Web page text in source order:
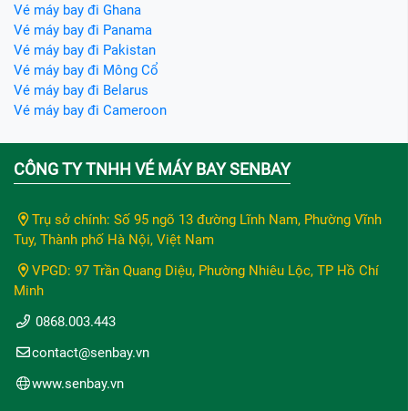
Vé máy bay đi Ghana
Vé máy bay đi Panama
Vé máy bay đi Pakistan
Vé máy bay đi Mông Cổ
Vé máy bay đi Belarus
Vé máy bay đi Cameroon
CÔNG TY TNHH VÉ MÁY BAY SENBAY
Trụ sở chính: Số 95 ngõ 13 đường Lĩnh Nam, Phường Vĩnh
Tuy, Thành phố Hà Nội, Việt Nam
VPGD: 97 Trần Quang Diệu, Phường Nhiêu Lộc, TP Hồ Chí
Minh
0868.003.443
contact@senbay.vn
www.senbay.vn